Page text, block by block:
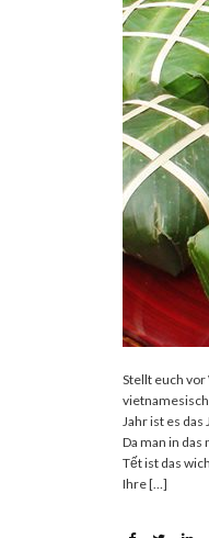
Stellt euch
Jahr ist es
Da man in
Tết ist das
Ihre […]